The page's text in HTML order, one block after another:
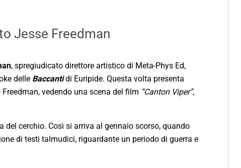
Jesse Freedman
, spregiudicato direttore artistico di Meta-Phys Ed,
delle Baccantidi Euripide. Questa volta presenta
vedendo una scena del film “Canton Viper”,
cerchio. Così si arriva al gennaio scorso, quando
di testi talmudici, riguardante un periodo di guerra e